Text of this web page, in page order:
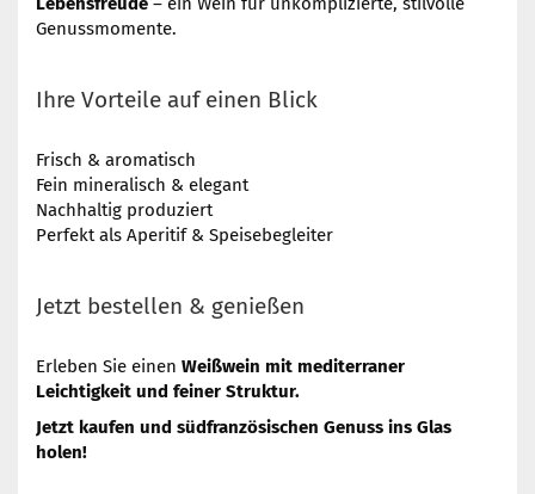
Genussmomente.
Ihre Vorteile auf einen Blick
Frisch & aromatisch
Fein mineralisch & elegant
Nachhaltig produziert
Perfekt als Aperitif & Speisebegleiter
Jetzt bestellen & genießen
Erleben Sie einen Weißwein mit mediterraner
Leichtigkeit und feiner Struktur.
Jetzt kaufen und südfranzösischen Genuss ins Glas
holen!